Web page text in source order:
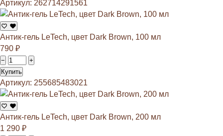
Артикул: 262714291561
Антик-гель LeTech, цвет Dark Brown, 100 мл
790 ₽
−
+
Купить
Артикул: 255685483021
Антик-гель LeTech, цвет Dark Brown, 200 мл
1 290 ₽